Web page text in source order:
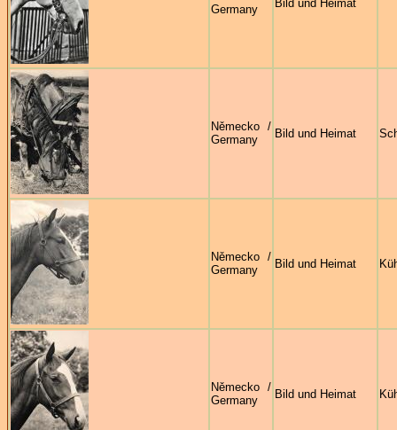
Germany
Bild und Heimat
Německo /
Germany
Bild und Heimat
Německo /
Germany
Bild und Heimat
Německo /
Germany
Bild und Heimat